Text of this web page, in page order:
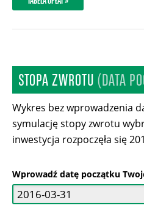
STOPA ZWROTU(DATA
Wykres bez wprowadzenia
symulację stopy zwrotu
inwestycja rozpoczęła się
Wprowadź datę początku